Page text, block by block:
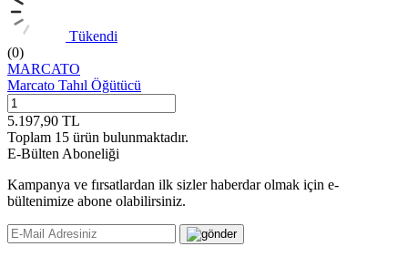
Tükendi
(0)
MARCATO
Marcato Tahıl Öğütücü
5.197,90 TL
Toplam 15 ürün bulunmaktadır.
E-Bülten Aboneliği
Kampanya ve fırsatlardan ilk sizler haberdar olmak için e-
bültenimize abone olabilirsiniz.